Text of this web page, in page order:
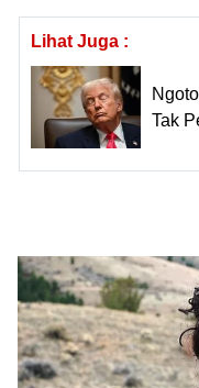
Lihat Juga :
Tak